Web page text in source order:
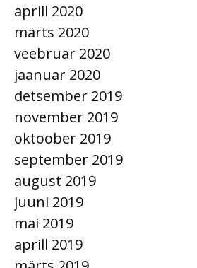
aprill 2020
märts 2020
veebruar 2020
jaanuar 2020
detsember 2019
november 2019
oktoober 2019
september 2019
august 2019
juuni 2019
mai 2019
aprill 2019